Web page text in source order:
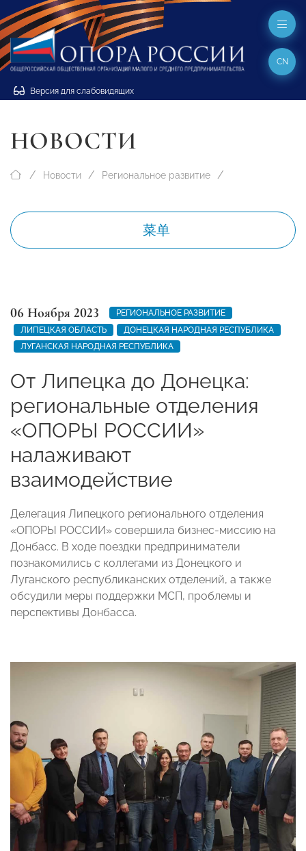
Версия для слабовидящих
CN
НОВОСТИ
Новости Региональное развитие
菜单
06 Ноября 2023
РЕГИОНАЛЬНОЕ РАЗВИТИЕ
ЛИПЕЦКАЯ ОБЛАСТЬ
ДОНЕЦКАЯ НАРОДНАЯ РЕСПУБЛИКА
ЛУГАНСКАЯ НАРОДНАЯ РЕСПУБЛИКА
От Липецка до Донецка:
региональные отделения
«ОПОРЫ РОССИИ»
налаживают
взаимодействие
Делегация Липецкого регионального отделения
«ОПОРЫ РОССИИ» совершила бизнес-миссию на
Донбасс. В ходе поездки предприниматели
познакомились с коллегами из Донецкого и
Луганского республиканских отделений, а также
обсудили меры поддержки МСП, проблемы и
перспективы Донбасса.